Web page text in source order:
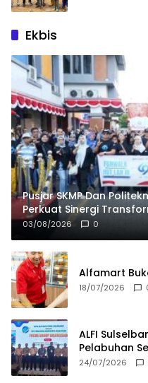
Ekbis
Pusjar SKMP Dan
Perkuat Sinergi
LAN RI
03/08/2026 0
Alfamart
18/07/2026
ALFI
Pelabuhan
24/07/2026